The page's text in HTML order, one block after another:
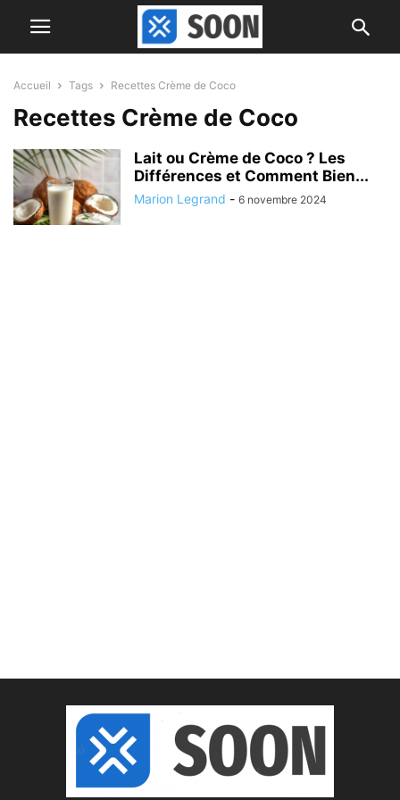
Accueil Tags Recettes Crème de Coco
Recettes Crème de Coco
Lait ou Crème de Coco ? Les
Différences et Comment Bien...
Marion Legrand - 6 novembre 2024